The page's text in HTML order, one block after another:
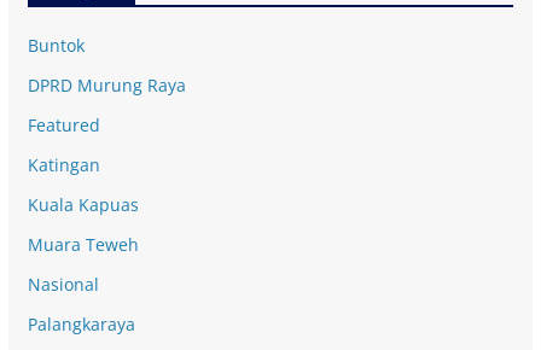
Buntok
DPRD Murung Raya
Featured
Katingan
Kuala Kapuas
Muara Teweh
Nasional
Palangkaraya